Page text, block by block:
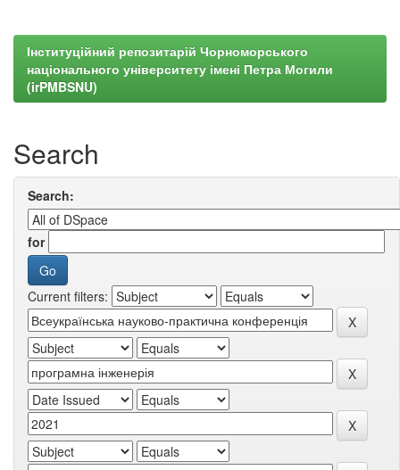
Інституційний репозитарій Чорноморського
національного університету імені Петра Могили
(irPMBSNU)
Search
Search:
for
Current filters: